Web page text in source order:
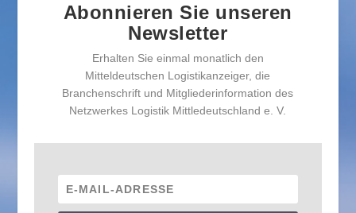
Abonnieren Sie unseren
Newsletter
Erhalten Sie einmal monatlich den
Mitteldeutschen Logistikanzeiger, die
Branchenschrift und Mitgliederinformation des
Netzwerkes Logistik Mittledeutschland e. V.